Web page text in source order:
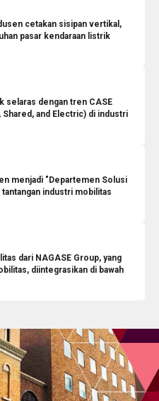
cetakan sisipan vertikal,
pasar kendaraan listrik
selaras dengan tren CASE
and Electric) di industri
menjadi "Departemen Solusi
industri mobilitas
dari NAGASE Group, yang
diintegrasikan di bawah